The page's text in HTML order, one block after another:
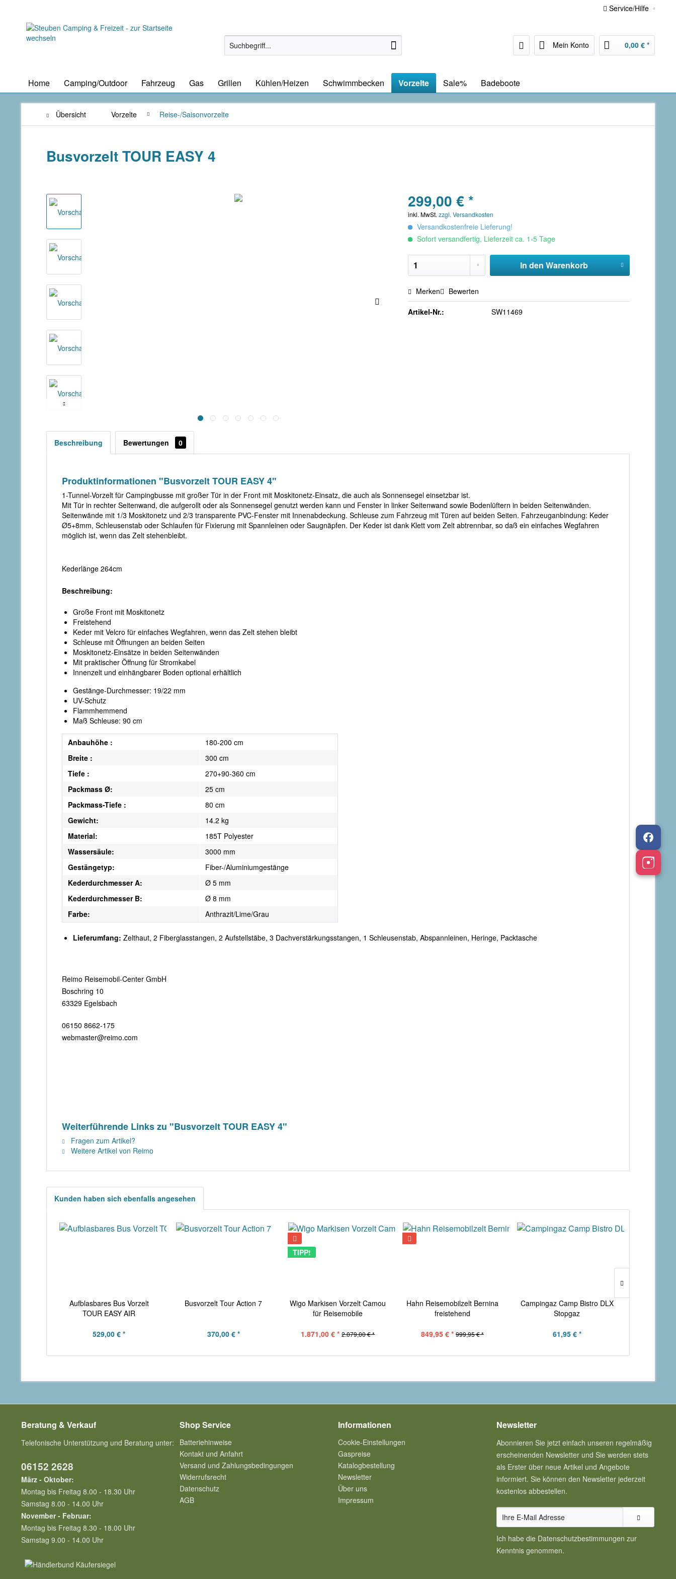
Service/Hilfe
Mein Konto 0,00 € *
Home Camping/Outdoor Fahrzeug Gas Grillen Kühlen/Heizen Schwimmbecken Vorzelte Sale% Badeboote
Übersicht Vorzelte Reise-/Saisonvorzelte
Busvorzelt TOUR EASY 4
299,00 € *
inkl. MwSt.zzgl. Versandkosten
Versandkostenfreie Lieferung!
Sofort versandfertig, Lieferzeit ca. 1-5 Tage
In den Warenkorb
Merken Bewerten
Artikel-Nr.: SW11469
Beschreibung Bewertungen 0
Produktinformationen "Busvorzelt TOUR EASY 4"
1-Tunnel-Vorzelt für Campingbusse mit großer Tür in der Front mit Moskitonetz-Einsatz, die auch als Sonnensegel einsetzbar ist.
Mit Tür in rechter Seitenwand, die aufgerollt oder als Sonnensegel genutzt werden kann und Fenster in linker Seitenwand sowie Bodenlüftern in beiden Seitenwänden.
Seitenwände mit 1/3 Moskitonetz und 2/3 transparente PVC-Fenster mit Innenabdeckung. Schleuse zum Fahrzeug mit Türen auf beiden Seiten. Fahrzeuganbindung: Keder
Ø5+8mm, Schleusenstab oder Schlaufen für Fixierung mit Spannleinen oder Saugnäpfen. Der Keder ist dank Klett vom Zelt abtrennbar, so daß ein einfaches Wegfahren
möglich ist, wenn das Zelt stehenbleibt.
Kederlänge 264cm
Beschreibung:
Große Front mit Moskitonetz
Freistehend
Keder mit Velcro für einfaches Wegfahren, wenn das Zelt stehen bleibt
Schleuse mit Öffnungen an beiden Seiten
Moskitonetz-Einsätze in beiden Seitenwänden
Mit praktischer Öffnung für Stromkabel
Innenzelt und einhängbarer Boden optional erhältlich
Gestänge-Durchmesser: 19/22 mm
UV-Schutz
Flammhemmend
Maß Schleuse: 90 cm
Anbauhöhe :
180-200 cm
Breite :
300 cm
Tiefe :
270+90-360 cm
Packmass Ø:
25 cm
Packmass-Tiefe :
80 cm
Gewicht:
14.2 kg
Material:
185T Polyester
Wassersäule:
3000 mm
Gestängetyp:
Fiber-/Aluminiumgestänge
Kederdurchmesser A:
Ø 5 mm
Kederdurchmesser B:
Ø 8 mm
Farbe:
Anthrazit/Lime/Grau
Lieferumfang: Zelthaut, 2 Fiberglasstangen, 2 Aufstellstäbe, 3 Dachverstärkungsstangen, 1 Schleusenstab, Abspannleinen, Heringe, Packtasche
Reimo Reisemobil-Center GmbH
Boschring 10
63329 Egelsbach
06150 8662-175
webmaster@reimo.com
Weiterführende Links zu "Busvorzelt TOUR EASY 4"
Fragen zum Artikel?
Weitere Artikel von Reimo
Kunden haben sich ebenfalls angesehen
Aufblasbares Bus Vorzelt
TOUR EASY AIR
529,00 € *
Busvorzelt Tour Action 7
370,00 € *
TIPP!
Wigo Markisen Vorzelt Camou
für Reisemobile
1.871,00 € * 2.079,00 € *
Hahn Reisemobilzelt Bernina
freistehend
849,95 € * 999,95 € *
Campingaz Camp Bistro DLX
Stopgaz
61,95 € *
Beratung & Verkauf
Telefonische Unterstützung und Beratung unter:
06152 2628
März - Oktober:
Montag bis Freitag 8.00 - 18.30 Uhr
Samstag 8.00 - 14.00 Uhr
November - Februar:
Montag bis Freitag 8.30 - 18.00 Uhr
Samstag 9.00 - 14.00 Uhr
Shop Service
Batteriehinweise
Kontakt und Anfahrt
Versand und Zahlungsbedingungen
Widerrufsrecht
Datenschutz
AGB
Informationen
Cookie-Einstellungen
Gaspreise
Katalogbestellung
Newsletter
Über uns
Impressum
Newsletter
Abonnieren Sie jetzt einfach unseren regelmäßig
erscheinenden Newsletter und Sie werden stets
als Erster über neue Artikel und Angebote
informiert. Sie können den Newsletter jederzeit
kostenlos abbestellen.
Ich habe die Datenschutzbestimmungen zur
Kenntnis genommen.